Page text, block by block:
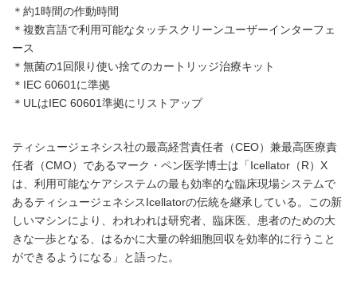
＊約1時間の作動時間
＊複数言語で利用可能なタッチスクリーンユーザーインターフェ
ース
＊無菌の1回限り使い捨てのカートリッジ治療キット
＊IEC 60601に準拠
＊ULはIEC 60601準拠にリストアップ
ティシュージェネシス社の最高経営責任者（CEO）兼最高医療責
任者（CMO）であるマーク・ペン医学博士は「Icellator（R）X
は、利用可能なケアシステムの最も効率的な臨床現場システムで
あるティシュージェネシスIcellatorの伝統を継承している。この新
しいマシンにより、われわれは研究者、臨床医、患者のための大
きな一歩となる、はるかに大量の幹細胞回収を効率的に行うこと
ができるようになる」と語った。